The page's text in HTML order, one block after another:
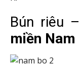
Bún riêu
miền Nam